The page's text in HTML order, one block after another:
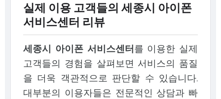
실제 이용 고객들의 세종시 아이폰
서비스센터 리뷰
세종시 아이폰 서비스센터를 이용한 실제
고객들의 경험을 살펴보면 서비스의 품질
을 더욱 객관적으로 판단할 수 있습니다.
대부분의 이용자들은 전문적인 상담과 빠